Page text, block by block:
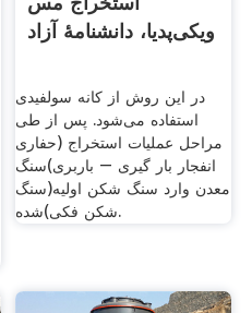
ویکی‌پدیا، دانشنامهٔ آزاد
در این روش از کانه سولفیدی
استفاده می‌شود. پس از طی
مراحل عملیات استخراج (حفاری
انفجار بار گیری – باربری)سنگ
معدن وارد سنگ شکن اولیه(سنگ
شکن فکی)شده.